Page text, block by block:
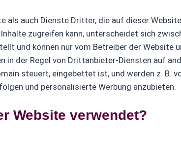
als auch Dienste Dritter, die auf dieser
zugreifen kann, unterscheidet sich
und können nur vom Betreiber der Website
in der Regel von Drittanbieter-Diensten auf
steuert, eingebettet ist, und werden z. B.
und personalisierte Werbung anzubieten.
Website verwendet?